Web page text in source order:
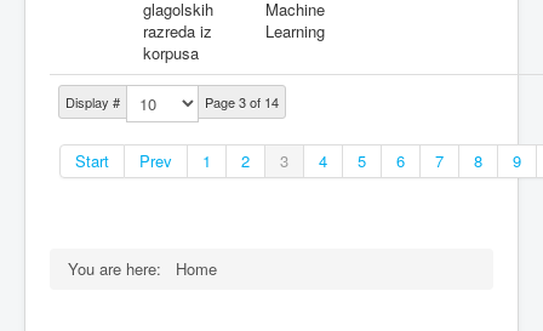
Display # Page 3 of 14
Start Prev 1 2 3 4 5 6 7 8 9
glagolskih
razreda iz
korpusa
Machine
Learning
You are here: Home